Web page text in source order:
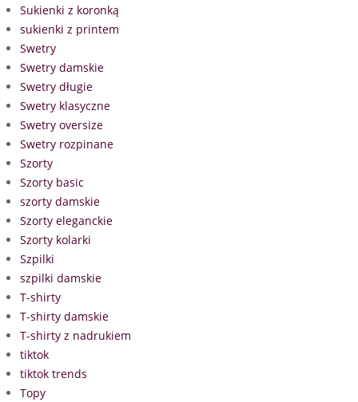
Sukienki z koronką
sukienki z printem
Swetry
Swetry damskie
Swetry długie
Swetry klasyczne
Swetry oversize
Swetry rozpinane
Szorty
Szorty basic
szorty damskie
Szorty eleganckie
Szorty kolarki
Szpilki
szpilki damskie
T-shirty
T-shirty damskie
T-shirty z nadrukiem
tiktok
tiktok trends
Topy